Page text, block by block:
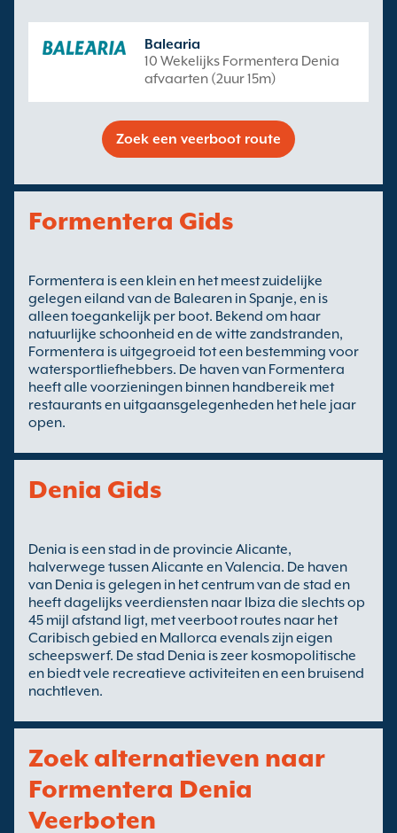
Balearia
10 Wekelijks Formentera Denia
afvaarten (2uur 15m)
Zoek een veerboot route
Formentera Gids
Formentera is een klein en het meest zuidelijke
gelegen eiland van de Balearen in Spanje, en is
alleen toegankelijk per boot. Bekend om haar
natuurlijke schoonheid en de witte zandstranden,
Formentera is uitgegroeid tot een bestemming voor
watersportliefhebbers. De haven van Formentera
heeft alle voorzieningen binnen handbereik met
restaurants en uitgaansgelegenheden het hele jaar
open.
Denia Gids
Denia is een stad in de provincie Alicante,
halverwege tussen Alicante en Valencia. De haven
van Denia is gelegen in het centrum van de stad en
heeft dagelijks veerdiensten naar Ibiza die slechts op
45 mijl afstand ligt, met veerboot routes naar het
Caribisch gebied en Mallorca evenals zijn eigen
scheepswerf. De stad Denia is zeer kosmopolitische
en biedt vele recreatieve activiteiten en een bruisend
nachtleven.
Zoek alternatieven naar
Formentera Denia
Veerboten